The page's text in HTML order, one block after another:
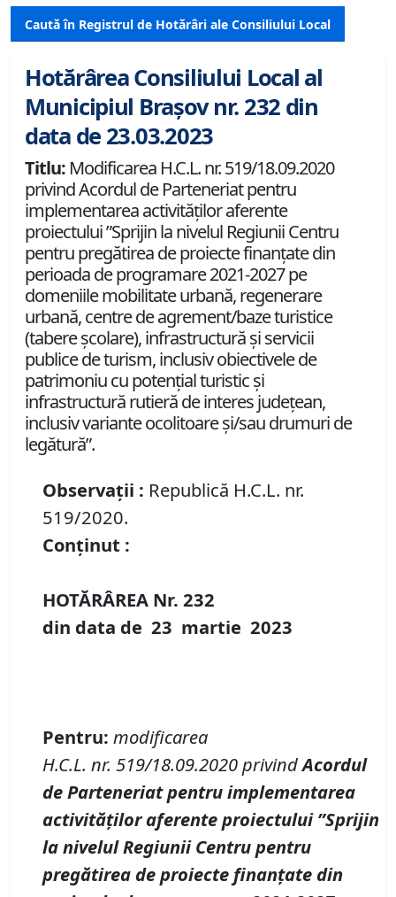
Caută în Registrul de Hotărâri ale Consiliului Local
Hotărârea Consiliului Local al
Municipiul Brașov nr. 232 din
data de 23.03.2023
Titlu: Modificarea H.C.L. nr. 519/18.09.2020
privind Acordul de Parteneriat pentru
implementarea activităților aferente
proiectului ”Sprijin la nivelul Regiunii Centru
pentru pregătirea de proiecte finanțate din
perioada de programare 2021-2027 pe
domeniile mobilitate urbană, regenerare
urbană, centre de agrement/baze turistice
(tabere școlare), infrastructură și servicii
publice de turism, inclusiv obiectivele de
patrimoniu cu potențial turistic și
infrastructură rutieră de interes județean,
inclusiv variante ocolitoare și/sau drumuri de
legătură”.
Observații : Republică H.C.L. nr.
519/2020.
Conținut :
HOTĂRÂREA Nr. 232
din data de 23 martie 2023
Pentru: modificarea
H.C.L. nr. 519/18.09.2020 privindAcordul
de Parteneriat pentru implementarea
activităților aferente proiectului ”Sprijin
la nivelul Regiunii Centru pentru
pregătirea de proiecte finanțate din